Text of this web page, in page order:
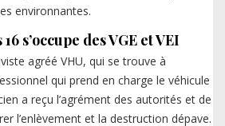
environnantes.
s’occupe des VGE et VEI
agréé VHU, qui se trouve à
qui prend en charge le véhicule
a reçu l’agrément des autorités et de
l’enlèvement et la destruction dépave.